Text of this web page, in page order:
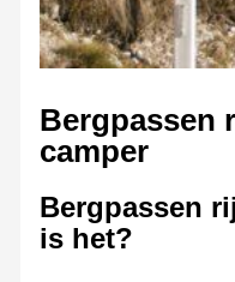
Bergpassen
camper
Bergpassen
is het?